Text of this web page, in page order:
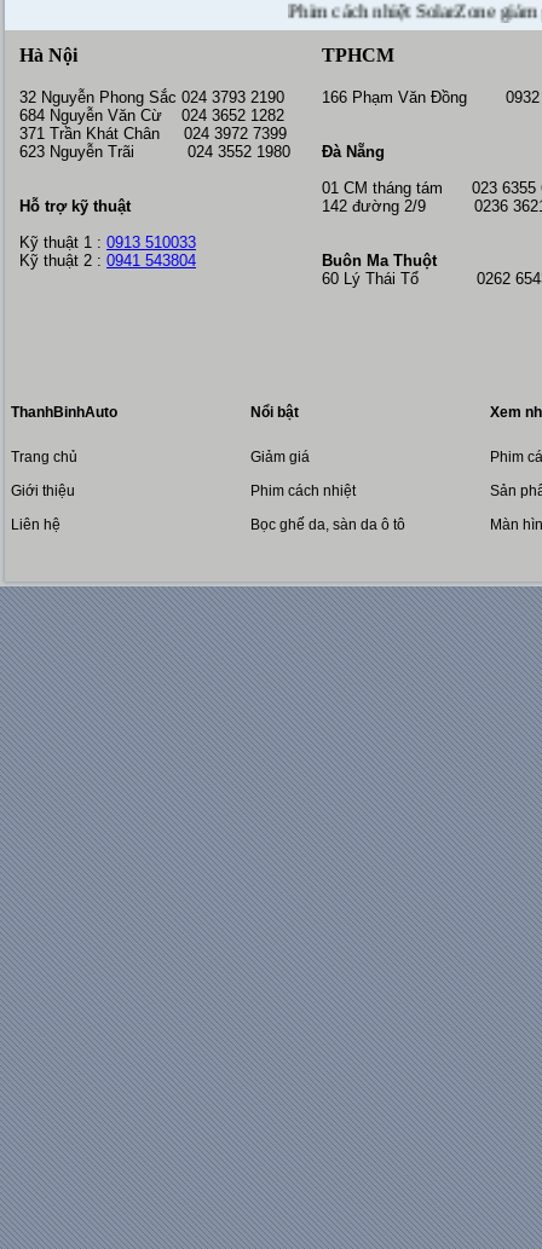
Phim cách nhiệt SolarZone giảm
Hà Nội
32 Nguyễn Phong Sắc 024 3793 2190
684 Nguyễn Văn Cừ 024 3652 1282
371 Trần Khát Chân 024 3972 7399
623 Nguyễn Trãi 024 3552 1980
Hỗ trợ kỹ thuật
Kỹ thuật 1 : 0913 510033
Kỹ thuật 2 : 0941 543804
TPHCM
166 Phạm Văn Đồng 0932
Đà Nẵng
01 CM tháng tám 023 6355
142 đường 2/9 0236
Buôn Ma Thuột
60 Lý Thái Tổ 0262
ThanhBinhAuto
Trang chủ
Giới thiệu
Liên hệ
Nổi bật
Giảm giá
Phim cách nhiệt
Bọc ghế da, sàn da ô tô
Xem
Phim
Sản
Màn